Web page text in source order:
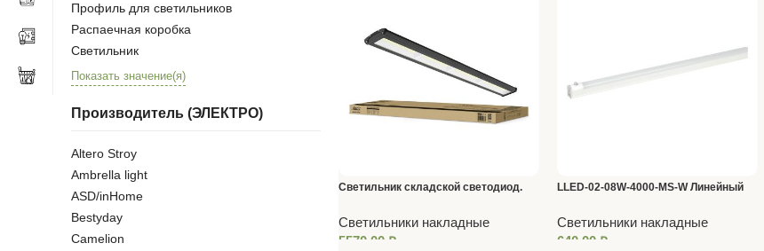
Профиль для светильников
Распаечная коробка
Светильник
Показать значение(я)
Производитель (ЭЛЕКТРО)
Altero Stroy
Ambrella light
ASD/inHome
Bestyday
Camelion
Светильник складской светодиод.
IP65
Светильники накладные
5570,00 ₽
LLED-02-08W-4000-MS-W Линейный
датч. движения
Светильники накладные
640,00 ₽